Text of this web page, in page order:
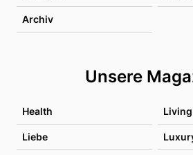
Archiv
Unsere
Health Living
Liebe